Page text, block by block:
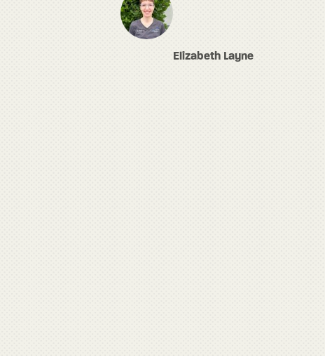
Elizabeth Layne